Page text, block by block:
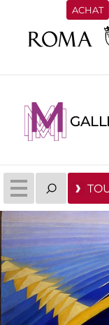
ACHAT